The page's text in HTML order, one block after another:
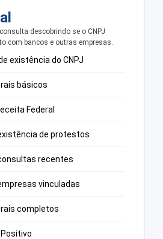
descobrindo se o CNPJ
com bancos e outras empresas.
existência do CNPJ
básicos
Federal
de protestos
recentes
vinculadas
completos